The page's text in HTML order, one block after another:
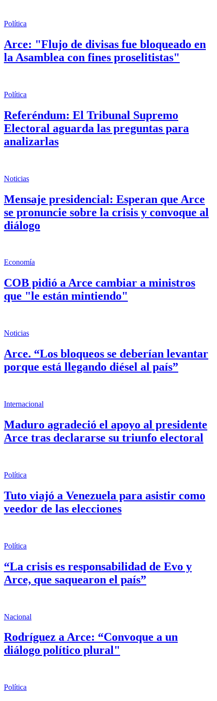
Política
Arce: "Flujo de divisas fue bloqueado en
la Asamblea con fines proselitistas"
Política
Referéndum: El Tribunal Supremo
Electoral aguarda las preguntas para
analizarlas
Noticias
Mensaje presidencial: Esperan que Arce
se pronuncie sobre la crisis y convoque al
diálogo
Economía
COB pidió a Arce cambiar a ministros
que "le están mintiendo"
Noticias
Arce. “Los bloqueos se deberían levantar
porque está llegando diésel al país”
Internacional
Maduro agradeció el apoyo al presidente
Arce tras declararse su triunfo electoral
Política
Tuto viajó a Venezuela para asistir como
veedor de las elecciones
Política
“La crisis es responsabilidad de Evo y
Arce, que saquearon el país”
Nacional
Rodríguez a Arce: “Convoque a un
diálogo político plural"
Política